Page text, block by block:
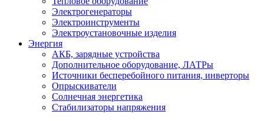
Электрогенераторы
Электроинструменты
Электроустановочные изделия
Энергия
АКБ, зарядные устройства
Дополнительное оборудование, ЛАТРы
Источники бесперебойного питания, инверторы
Опрыскиватели
Солнечная энергетика
Стабилизаторы напряжения